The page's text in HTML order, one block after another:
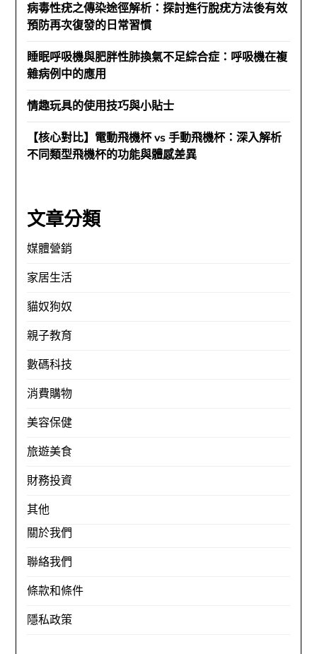
病毒性疣之傳染途徑解析：探討進行脫疣方法後有效
預防再次復發的日常習慣
睡眠呼吸機與肥胖性肺換氣不足綜合症：呼吸機在複
雜病例中的應用
情趣玩具的使用技巧與小貼士
【核心對比】電動飛機杯 vs 手動飛機杯：深入解析
不同類型飛機杯的功能與體感差異
文章分類
媒體營銷
家居生活
貓奴狗奴
親子教育
數碼科技
消費購物
美容保健
旅遊美食
財務投資
其他
關於我們
聯絡我們
條款和條件
隱私政策